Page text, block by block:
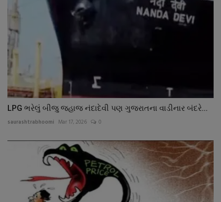
LPG ભરેલું બીજુ જહાજ નંદાદેવી પણ ગુજરાતના વાડીનાર બંદરે...
saurashtrabhoomi Mar 17, 2026 0